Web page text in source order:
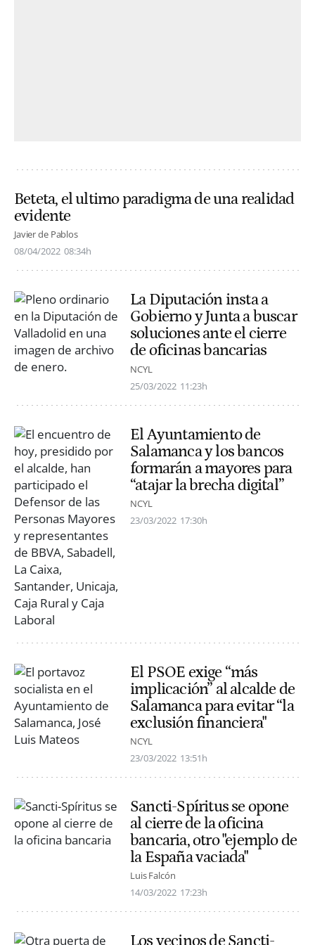
Beteta, el ultimo paradigma de una realidad
evidente
Javier de Pablos
08/04/2022 08:34h
La Diputación insta a
Gobierno y Junta a buscar
soluciones ante el cierre
de oficinas bancarias
NCYL
25/03/2022 11:23h
El Ayuntamiento de
Salamanca y los bancos
formarán a mayores para
“atajar la brecha digital”
NCYL
23/03/2022 17:30h
El PSOE exige “más
implicación” al alcalde de
Salamanca para evitar “la
exclusión financiera"
NCYL
23/03/2022 13:51h
Sancti-Spíritus se opone
al cierre de la oficina
bancaria, otro "ejemplo de
la España vaciada"
Luis Falcón
14/03/2022 17:23h
Los vecinos de Sancti-